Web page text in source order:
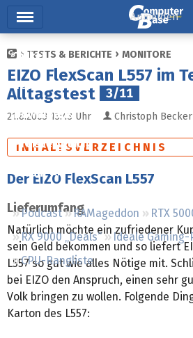
Ticker
Tests
Downloads
Preisvergleich
Forum
Podcast RAMageddon
RTX
RX 9000 „Deals“
Ideale Gaming-
CPU-Rangliste
Anmelden
TESTS & BERICHTE MONITORE
EIZO FlexScan L557 im
Alltagstest
3/11
21.8.2003 13:43 Uhr Christoph Becker
INHALTSVERZEICHNIS
Der EIZO FlexScan L557
Lieferumfang
Natürlich möchte ein zufriedener
sein Geld bekommen und so liefert
L557 so gut wie alles Nötige mit.
bei EIZO den Anspruch, einen sehr
Volk bringen zu wollen. Folgende
Karton des L557: